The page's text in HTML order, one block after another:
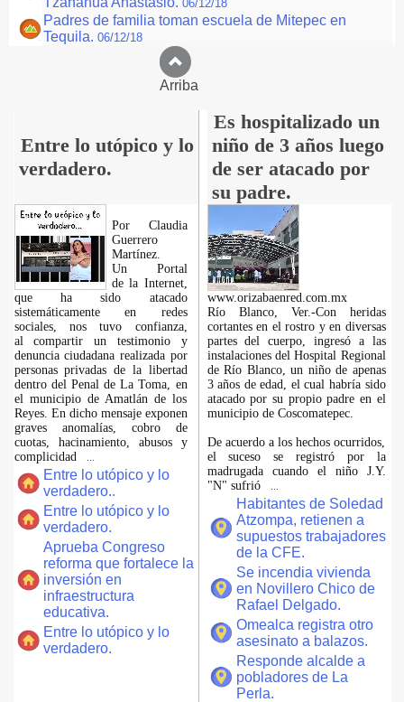
06/12/18
Padres de familia toman escuela de Mitepec en
Tequila. 06/12/18
Arriba
Entre lo utópico y lo
verdadero.
Es hospitalizado un
niño de 3 años luego
de ser atacado por
su padre.
Por Claudia
Guerrero
Martínez.
​Un Portal
de la Internet,
que ha sido atacado
sistemáticamente en redes
sociales, nos tuvo confianza,
al compartir un testimonio y
denuncia ciudadana realizada por
personas privadas de la libertad
dentro del Penal de La Toma, en
el municipio de Amatlán de los
Reyes. En dicho mensaje exponen
graves anomalías, cobro de
cuotas, hacinamiento, abusos y
complicidad
Entre lo utópico y lo
verdadero..
Entre lo utópico y lo
verdadero.
Aprueba Congreso
reforma que fortalece la
inversión en
infraestructura
educativa.
Entre lo utópico y lo
verdadero.
www.orizabaenred.com.mx
Río Blanco, Ver.-Con heridas
cortantes en el rostro y en diversas
partes del cuerpo, ingresó a las
instalaciones del Hospital Regional
de Río Blanco, un niño de apenas
3 años de edad, el cual habría sido
atacado por su propio padre en el
municipio de Coscomatepec.
De acuerdo a los hechos ocurridos,
el suceso se registró por la
madrugada cuando el niño J.Y.
"N" sufrió
Habitantes de Soledad
Atzompa, retienen a
supuestos trabajadores
de la CFE.
Se incendia vivienda
en Novillero Chico de
Rafael Delgado.
Omealca registra otro
asesinato a balazos.
Responde alcalde a
pobladores de La
Perla.